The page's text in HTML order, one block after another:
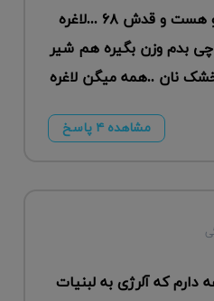
نیم هست وزنش ۷ کیلو هست و قدش ۶۸ ...لاغره
بدم وزن بگیره هم شیر
نان ..همه میگن لاغره
مشاهده ۴ پاسخ
یه کودک ۷ماهه دارم که آلرژی به لبنیات